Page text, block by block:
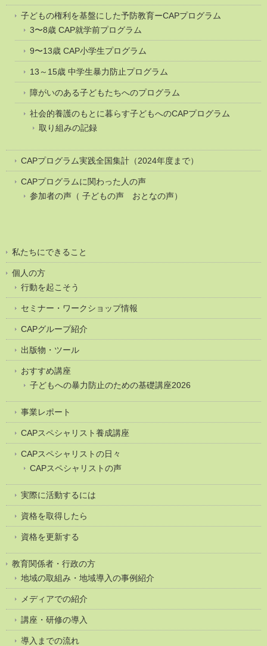
子どもの権利を基盤にした予防教育ーCAPプログラム
3〜8歳 CAP就学前プログラム
9〜13歳 CAP小学生プログラム
13～15歳 中学生暴力防止プログラム
障がいのある子どもたちへのプログラム
社会的養護のもとに暮らす子どもへのCAPプログラム
取り組みの記録
CAPプログラム実践全国集計（2024年度まで）
CAPプログラムに関わった人の声
参加者の声（ 子どもの声 おとなの声）
私たちにできること
個人の方
行動を起こそう
セミナー・ワークショップ情報
CAPグループ紹介
出版物・ツール
おすすめ講座
子どもへの暴力防止のための基礎講座2026
事業レポート
CAPスペシャリスト養成講座
CAPスペシャリストの日々
CAPスペシャリストの声
実際に活動するには
資格を取得したら
資格を更新する
教育関係者・行政の方
地域の取組み・地域導入の事例紹介
メディアでの紹介
講座・研修の導入
導入までの流れ